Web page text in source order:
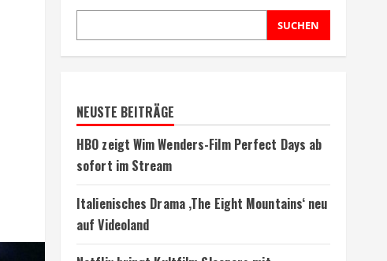
SUCHEN
NEUSTE BEITRÄGE
HBO zeigt Wim Wenders-Film Perfect Days ab
sofort im Stream
Italienisches Drama ‚The Eight Mountains‘ neu
auf Videoland